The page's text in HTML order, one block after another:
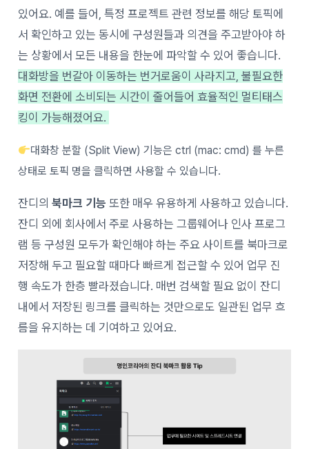
있어요. 예를 들어, 특정 프로젝트 관련 정보를 해당 토픽에
서 확인하고 있는 동시에 구성원들과 의견을 주고받아야 하
는 상황에서 모든 내용을 한눈에 파악할 수 있어 좋습니다.
대화방을 번갈아 이동하는 번거로움이 사라지고, 불필요한
화면 전환에 소비되는 시간이 줄어들어 효율적인 멀티태스
킹이 가능해졌어요.
대화창 분할 (Split View) 기능은 ctrl (mac: cmd) 를 누른
상태로 토픽 명을 클릭하면 사용할 수 있습니다.
잔디의 북마크 기능 또한 매우 유용하게 사용하고 있습니다.
잔디 외에 회사에서 주로 사용하는 그룹웨어나 인사 프로그
램 등 구성원 모두가 확인해야 하는 주요 사이트를 북마크로
저장해 두고 필요할 때마다 빠르게 접근할 수 있어 업무 진
행 속도가 한층 빨라졌습니다. 매번 검색할 필요 없이 잔디
내에서 저장된 링크를 클릭하는 것만으로도 일관된 업무 흐
름을 유지하는 데 기여하고 있어요.